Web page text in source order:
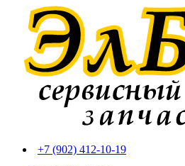
+7 (902) 412-10-19